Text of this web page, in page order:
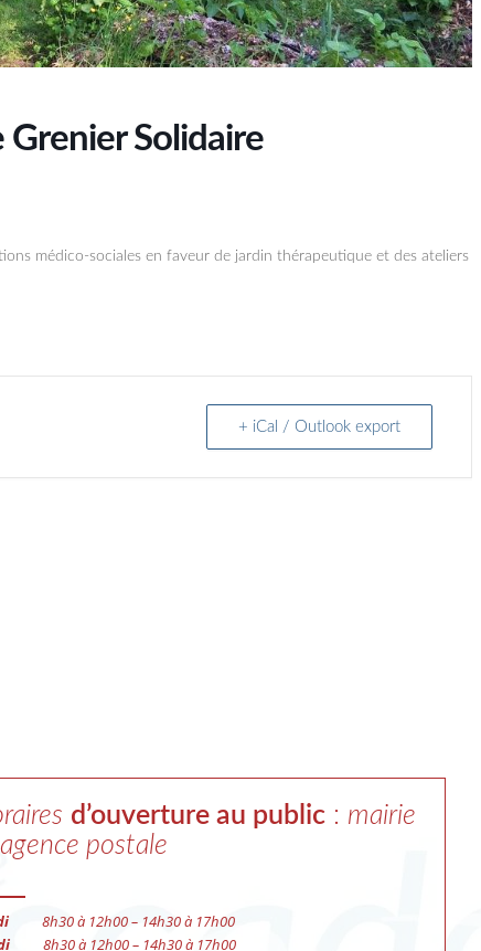
Grenier Solidaire
médico-sociales en faveur de jardin thérapeutique et des ateliers
+ iCal / Outlook export
d’ouverture au public: mairie
postale
8h30 à 12h00 – 14h30 à 17h00
8h30 à 12h00 – 14h30 à 17h00